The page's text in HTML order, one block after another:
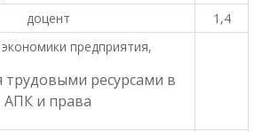
доцент
1,4
предприятия,
трудовыми ресурсами в
АПК и права